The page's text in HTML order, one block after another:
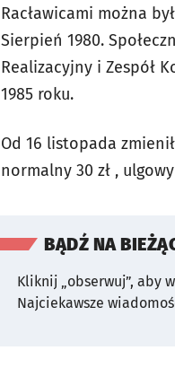
Racławicami można
Sierpień 1980.
Realizacyjny i Zespół
1985 roku.
Od 16 listopada
normalny 30 zł ,
BĄDŹ NA
Kliknij „obserwuj”, aby
Najciekawsze